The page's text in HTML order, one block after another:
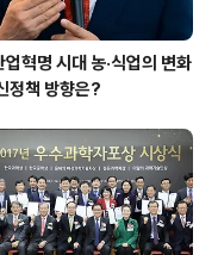
혁명 시대 농·식업의 변화
정책 방향은?